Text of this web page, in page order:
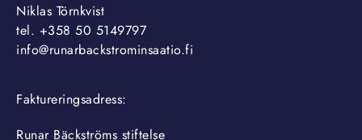
Niklas Törnkvist
tel. +358 50 5149797
info@runarbackstrominsaatio.fi
Faktureringsadress:
Runar Bäckströms stiftelse